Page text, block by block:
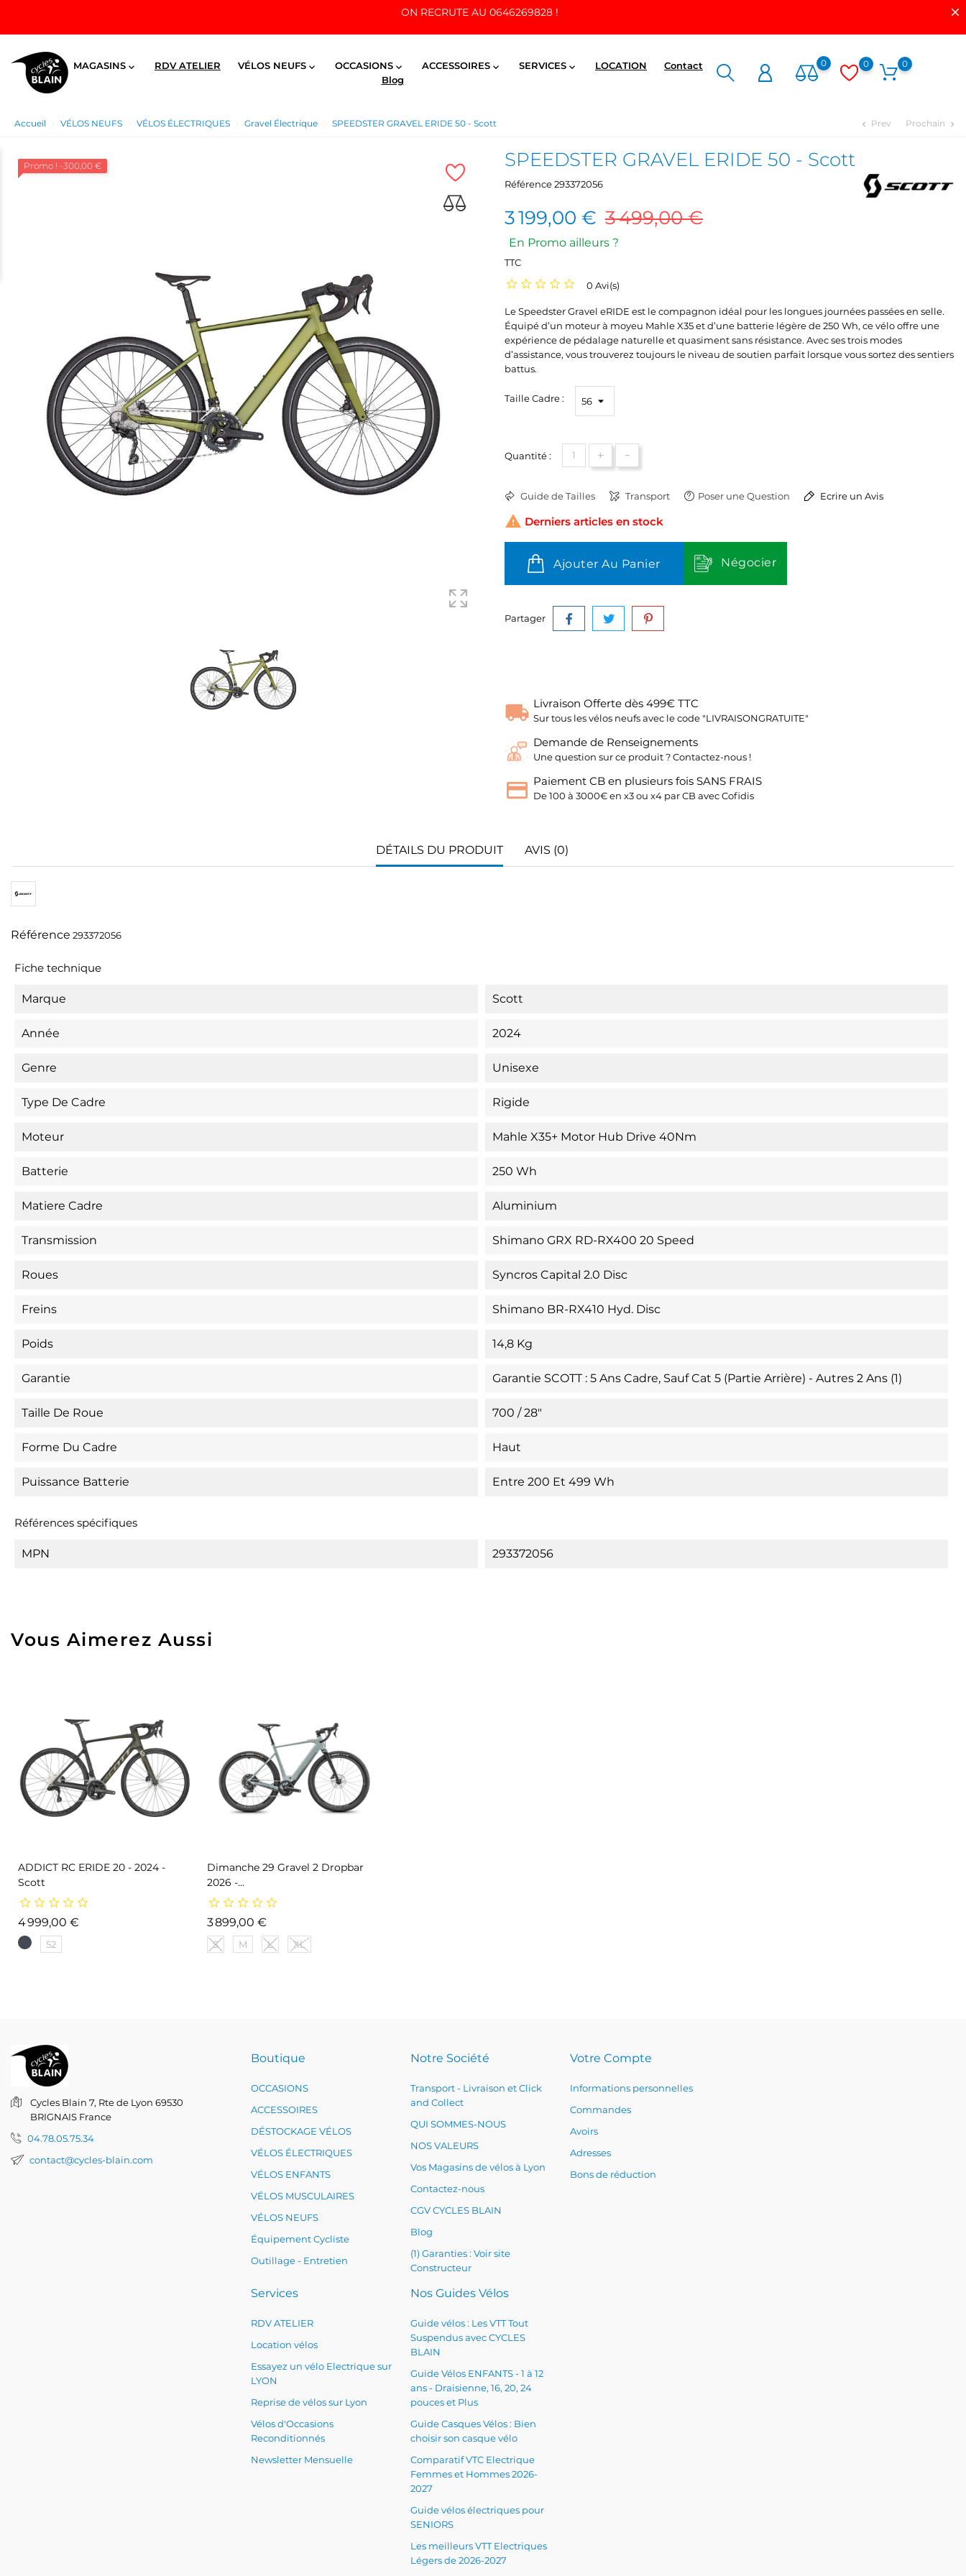
ON RECRUTE AU 0646269828 !
MAGASINS  RDV ATELIER VÉLOS NEUFS  OCCASIONS  ACCESSOIRES  SERVICES  LOCATION
Contact
Blog
0 0 0
Accueil VÉLOS NEUFS VÉLOS ÉLECTRIQUES Gravel Électrique SPEEDSTER GRAVEL ERIDE 50 - Scott chevron_left Prev Prochain chevron_right
Promo ! -300,00 € SPEEDSTER GRAVEL ERIDE 50 - Scott
Référence293372056
3 199,00 € 3 499,00 €
En Promo ailleurs ?
TTC
0 Avi(s)
Le Speedster Gravel eRIDE est le compagnon idéal pour les longues journées passées en selle.
Équipé d’un moteur à moyeu Mahle X35 et d’une batterie légère de 250 Wh, ce vélo offre une
expérience de pédalage naturelle et quasiment sans résistance. Avec ses trois modes
d’assistance, vous trouverez toujours le niveau de soutien parfait lorsque vous sortez des sentiers
battus.
Taille Cadre :
Quantité : + -
Guide de Tailles Transport Poser une Question Ecrire un Avis
 Derniers articles en stock
Ajouter Au Panier Négocier
Partager
Livraison Offerte dès 499€ TTC
Sur tous les vélos neufs avec le code "LIVRAISONGRATUITE"
Demande de Renseignements
Une question sur ce produit ? Contactez-nous !
Paiement CB en plusieurs fois SANS FRAIS
De 100 à 3000€ en x3 ou x4 par CB avec Cofidis
DÉTAILS DU PRODUIT AVIS (0)
Référence 293372056
Fiche technique
Marque Scott
Année 2024
Genre Unisexe
Type De Cadre Rigide
Moteur Mahle X35+ Motor Hub Drive 40Nm
Batterie 250 Wh
Matiere Cadre Aluminium
Transmission Shimano GRX RD-RX400 20 Speed
Roues Syncros Capital 2.0 Disc
Freins Shimano BR-RX410 Hyd. Disc
Poids 14,8 Kg
Garantie Garantie SCOTT : 5 Ans Cadre, Sauf Cat 5 (partie Arrière) - Autres 2 Ans (1)
Taille De Roue 700 / 28"
Forme Du Cadre Haut
Puissance Batterie Entre 200 Et 499 Wh
Références spécifiques
MPN 293372056
Vous Aimerez Aussi
ADDICT RC ERIDE 20 - 2024 -
Scott
4 999,00 €
52
Dimanche 29 Gravel 2 Dropbar
2026 -...
3 899,00 €Prix
S M L XL
Cycles Blain 7, Rte de Lyon 69530
BRIGNAIS France
04.78.05.75.34
contact@cycles-blain.com
Boutique
OCCASIONS
ACCESSOIRES
DÉSTOCKAGE VÉLOS
VÉLOS ÉLECTRIQUES
VÉLOS ENFANTS
VÉLOS MUSCULAIRES
VÉLOS NEUFS
Équipement Cycliste
Outillage - Entretien
Notre Société
Transport - Livraison et Click
and Collect
QUI SOMMES-NOUS
NOS VALEURS
Vos Magasins de vélos à Lyon
Contactez-nous
CGV CYCLES BLAIN
Blog
(1) Garanties : Voir site
Constructeur
Services
RDV ATELIER
Location vélos
Essayez un vélo Electrique sur
LYON
Reprise de vélos sur Lyon
Vélos d'Occasions
Reconditionnés
Newsletter Mensuelle
Nos Guides Vélos
Guide vélos : Les VTT Tout
Suspendus avec CYCLES
BLAIN
Guide Vélos ENFANTS - 1 à 12
ans - Draisienne, 16, 20, 24
pouces et Plus
Guide Casques Vélos : Bien
choisir son casque vélo
Comparatif VTC Electrique
Femmes et Hommes 2026-
2027
Guide vélos électriques pour
SENIORS
Les meilleurs VTT Electriques
Légers de 2026-2027
Votre Compte
Informations personnelles
Commandes
Avoirs
Adresses
Bons de réduction